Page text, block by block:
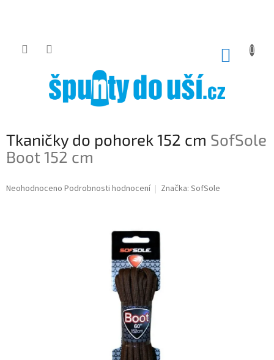
Tkaničky do pohorek 152 cm SofSole
Boot 152 cm
Průměrné
Neohodnoceno Podrobnosti hodnocení Značka: SofSole